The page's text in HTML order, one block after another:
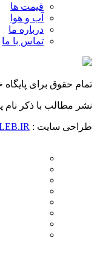
قیمت ها
آب و هوا
درباره ما
تماس با ما
تمام حقوق برای
نشر مطالب با ذکر نام
طراحی سایت :